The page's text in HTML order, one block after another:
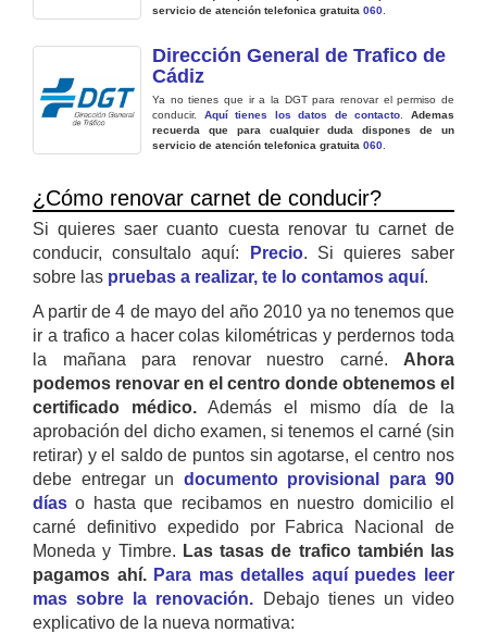
servicio de atención telefonica gratuita 060
Dirección General de Trafico de
Cádiz
Ya no tienes que ir a la DGT para renovar el permiso de
conducir. Aquí tienes los datos de contacto .Ademas
recuerda que para cualquier duda dispones de un
servicio de atención telefonica gratuita 060
¿Cómo renovar carnet de conducir?
Si quieres saer cuanto cuesta renovar tu carnet de
conducir, consultalo aquí:
Precio. Si quieres saber
sobre las pruebas a realizar, te lo contamos aquí.
A partir de 4 de mayo del año 2010 ya no tenemos que
ir a trafico a hacer colas kilométricas y perdernos toda
la mañana para renovar nuestro carné. Ahora
podemos renovar en el centro donde obtenemos el
certificado médico. Además el mismo día de la
aprobación del dicho examen, si tenemos el carné (sin
retirar) y el saldo de puntos sin agotarse, el centro nos
debe entregar un documento provisional para 90
días o hasta que recibamos en nuestro domicilio el
carné definitivo expedido por Fabrica Nacional de
Moneda y Timbre. Las tasas de trafico también las
pagamos ahí. Para mas detalles aquí puedes leer
mas sobre la renovación. Debajo tienes un video
explicativo de la nueva normativa: